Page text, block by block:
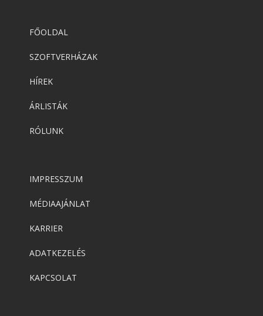
FŐOLDAL
SZOFTVERHÁZAK
HÍREK
ÁRLISTÁK
RÓLUNK
IMPRESSZUM
MÉDIAAJÁNLAT
KARRIER
ADATKEZELÉS
KAPCSOLAT